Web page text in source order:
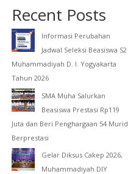
Recent Posts
Informasi Perubahan
Jadwal Seleksi Beasiswa S2
Muhammadiyah D. I. Yogyakarta
Tahun 2026
SMA Muha Salurkan
Beasiswa Prestasi Rp119
Juta dan Beri Penghargaan 54 Murid
Berprestasi
Gelar Diksus Cakep 2026,
Muhammadiyah DIY